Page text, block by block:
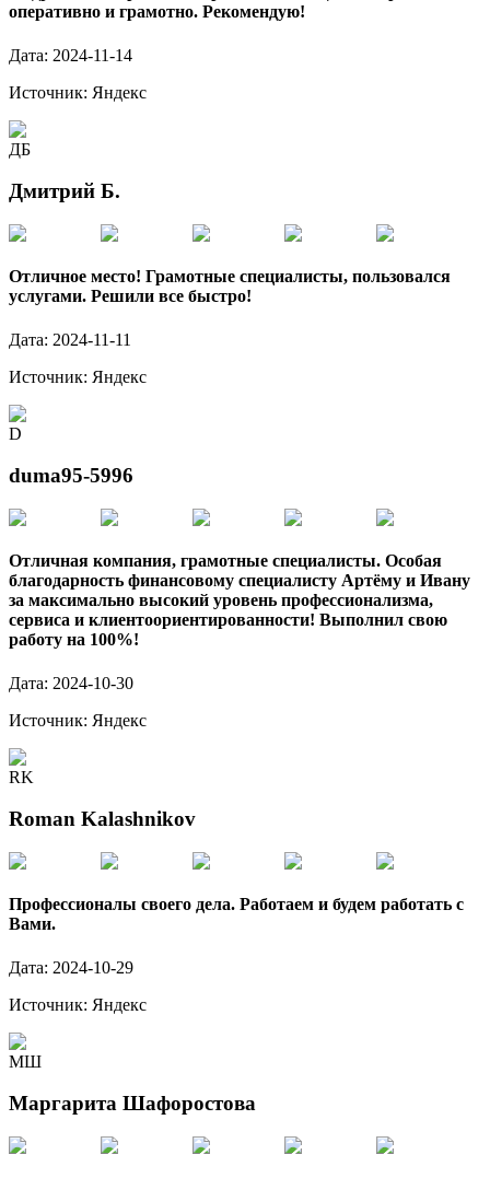
оперативно и грамотно. Рекомендую!
Дата: 2024-11-14
Источник: Яндекс
ДБ
Дмитрий Б.
Отличное место! Грамотные специалисты, пользовался
услугами. Решили все быстро!
Дата: 2024-11-11
Источник: Яндекс
D
duma95-5996
Отличная компания, грамотные специалисты. Особая
благодарность финансовому специалисту Артёму и Ивану
за максимально высокий уровень профессионализма,
сервиса и клиентоориентированности! Выполнил свою
работу на 100%!
Дата: 2024-10-30
Источник: Яндекс
RK
Roman Kalashnikov
Профессионалы своего дела. Работаем и будем работать с
Вами.
Дата: 2024-10-29
Источник: Яндекс
МШ
Маргарита Шафоростова